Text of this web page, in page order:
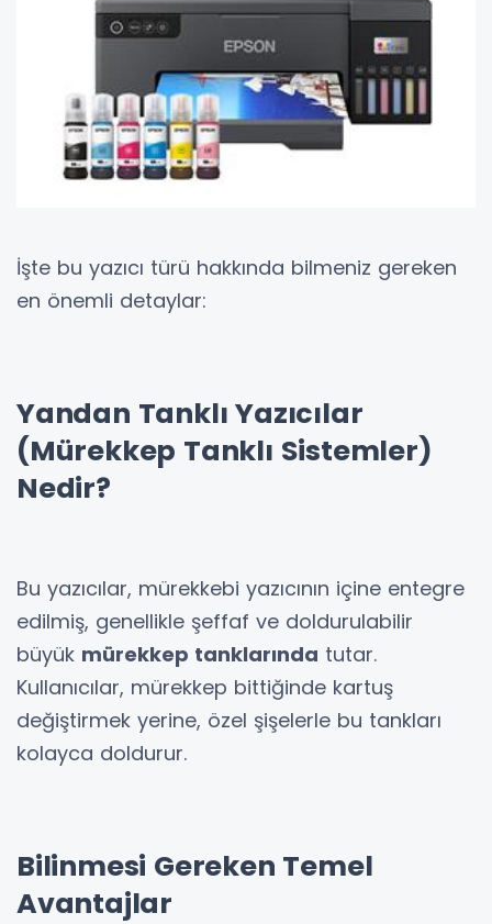
İşte bu yazıcı türü hakkında bilmeniz gereken
en önemli detaylar:
Yandan Tanklı Yazıcılar
(Mürekkep Tanklı Sistemler)
Nedir?
Bu yazıcılar, mürekkebi yazıcının içine entegre
edilmiş, genellikle şeffaf ve doldurulabilir
büyük mürekkep tanklarında tutar.
Kullanıcılar, mürekkep bittiğinde kartuş
değiştirmek yerine, özel şişelerle bu tankları
kolayca doldurur.
Bilinmesi Gereken Temel
Avantajlar